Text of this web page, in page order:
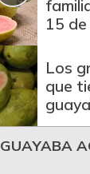
15
Los
que
GUAYABA